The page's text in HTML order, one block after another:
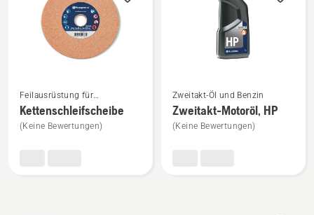
Details
zu
Kettenschleifscheibe
Feilausrüstung für
Motorsägen
Kettenschleifscheibe
(Keine Bewertungen)
Details
zu
Zweitakt-
Zweitakt-Öl und Benzin
Zweitakt-Motoröl, HP
(Keine Bewertungen)